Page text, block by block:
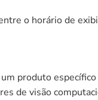
o horário de
produto
de visão